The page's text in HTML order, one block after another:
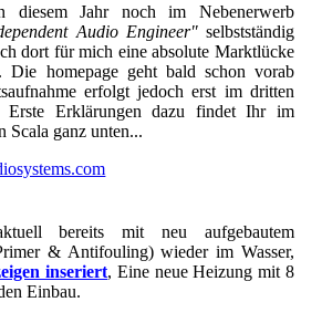
Jahr noch im Nebenerwerb
Audio Engineer"selbstständig
dort für mich eine absolute Marktlücke
Die homepage geht bald schon vorab
erfolgt jedoch erst im dritten
Erste Erklärungen dazu findet Ihr im
Scala ganz unten...
bereits mit neu aufgebautem
& Antifouling) wieder im Wasser,
inseriert, Eine neue Heizung mit 8
Einbau.